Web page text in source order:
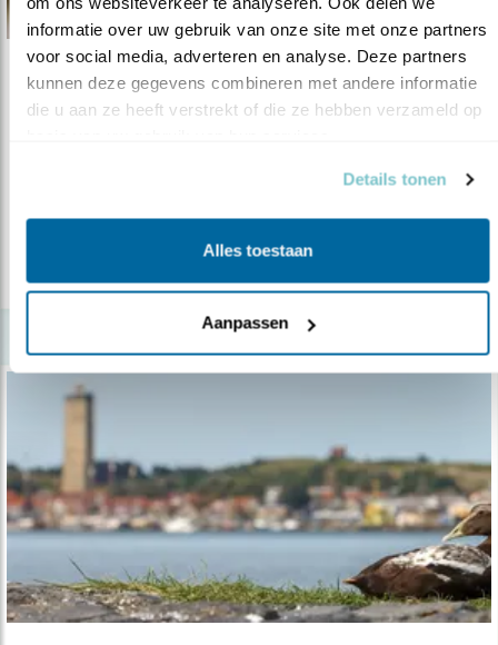
informatie over uw gebruik van onze site met onze partners
voor social media, adverteren en analyse. Deze partners
kunnen deze gegevens combineren met andere informatie
die u aan ze heeft verstrekt of die ze hebben verzameld op
Details tonen
Alles toestaan
Aanpassen
Tip
Hartverwarmende wulpen in kille maanden